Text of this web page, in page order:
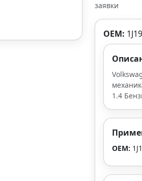
заявки
OEM:
1.4
OEM: